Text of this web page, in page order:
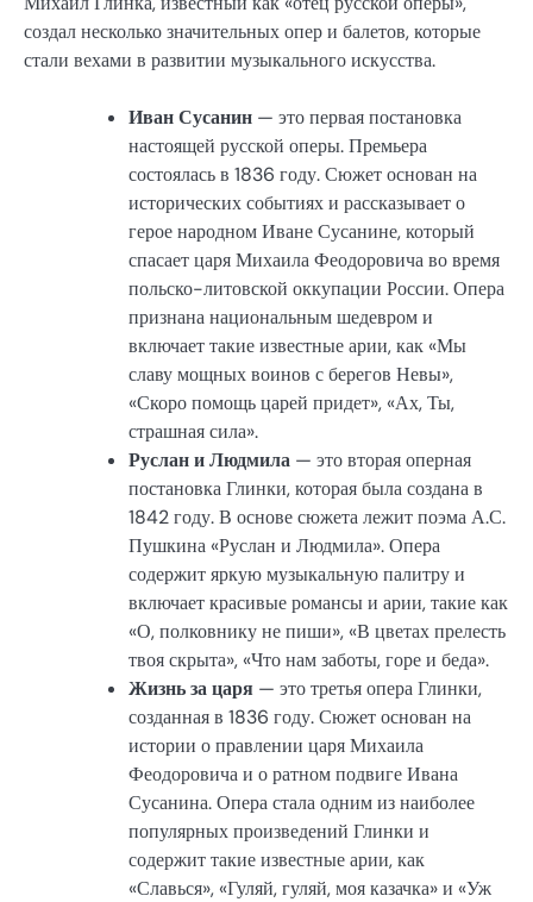
создал несколько значительных опер и балетов, которые
стали вехами в развитии музыкального искусства.
Иван Сусанин — это первая постановка
настоящей русской оперы. Премьера
состоялась в 1836 году. Сюжет основан на
исторических событиях и рассказывает о
герое народном Иване Сусанине, который
спасает царя Михаила Феодоровича во время
польско-литовской оккупации России. Опера
признана национальным шедевром и
включает такие известные арии, как «Мы
славу мощных воинов с берегов Невы»,
«Скоро помощь царей придет», «Ах, Ты,
страшная сила».
Руслан и Людмила — это вторая оперная
постановка Глинки, которая была создана в
1842 году. В основе сюжета лежит поэма А.С.
Пушкина «Руслан и Людмила». Опера
содержит яркую музыкальную палитру и
включает красивые романсы и арии, такие как
«О, полковнику не пиши», «В цветах прелесть
твоя скрыта», «Что нам заботы, горе и беда».
Жизнь за царя — это третья опера Глинки,
созданная в 1836 году. Сюжет основан на
истории о правлении царя Михаила
Феодоровича и о ратном подвиге Ивана
Сусанина. Опера стала одним из наиболее
популярных произведений Глинки и
содержит такие известные арии, как
«Славься», «Гуляй, гуляй, моя казачка» и «Уж